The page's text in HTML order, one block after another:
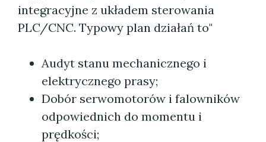
integracyjne z układem sterowania
PLC/CNC. Typowy plan działań to"
Audyt stanu mechanicznego i
elektrycznego prasy;
Dobór serwomotorów i falowników
odpowiednich do momentu i
prędkości;